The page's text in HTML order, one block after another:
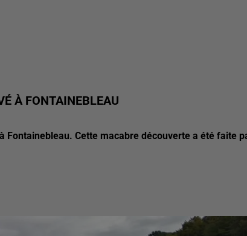
À FONTAINEBLEAU
Fontainebleau. Cette macabre découverte a été faite